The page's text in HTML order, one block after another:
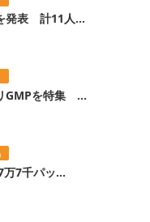
発表 計11人...
GMPを特集 ...
7千パッ...